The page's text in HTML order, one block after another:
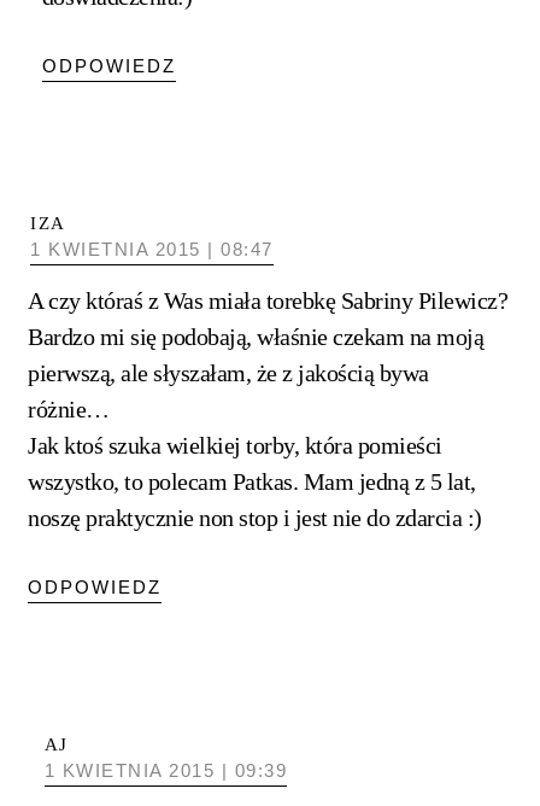
ODPOWIEDZ
IZA
1 KWIETNIA 2015 | 08:47
A czy któraś z Was miała torebkę Sabriny Pilewicz?
Bardzo mi się podobają, właśnie czekam na moją
pierwszą, ale słyszałam, że z jakością bywa
różnie…
Jak ktoś szuka wielkiej torby, która pomieści
wszystko, to polecam Patkas. Mam jedną z 5 lat,
noszę praktycznie non stop i jest nie do zdarcia :)
ODPOWIEDZ
AJ
1 KWIETNIA 2015 | 09:39